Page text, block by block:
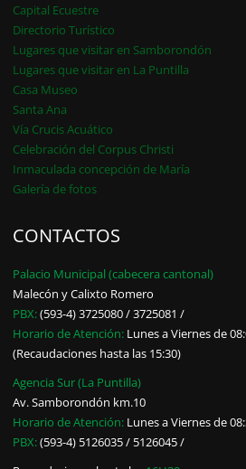
Capital Ecuestre
Directorio Turístico
Lugares que visitar en Samborondón
Lugares que visitar en La Puntilla
Casa Museo
Santa Ana
Vía Crucis Acuático
Celebración del Corpus Christi
Inmaculada concepción de María
Galería de fotos
CONTACTOS
Palacio Municipal (cabecera cantonal)
Malecón y Calixto Romero
PBX:(593-4) 3725080 / 3725081 /
Horario de Atención: Lunes a Viernes de
(Recaudaciones hasta las 15:30)
Agencia Sur (La Puntilla)
Av. Samborondón km.10
Horario de Atención: Lunes a Viernes de
PBX:(593-4) 5126035 / 5126045 /